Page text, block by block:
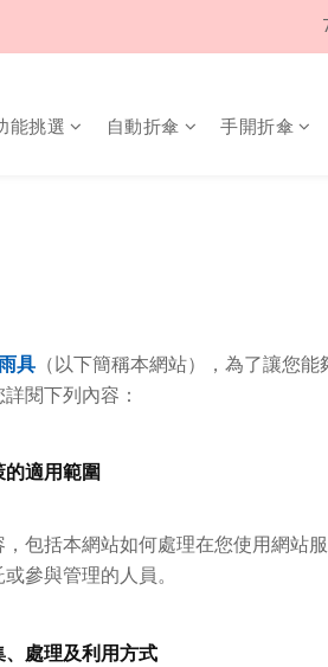
能挑選 自動折傘 手開折傘
具 （以下簡稱本網站），為了讓您
閱下列內容：
適用範圍
包括本網站如何處理在您使用網站
參與管理的人員。
處理及利用方式